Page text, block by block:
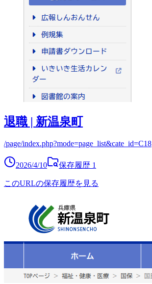
退職 | 新温泉町
/page/index.php?mode=page_list&cate_id=C18
2026/4/10 保存履歴 1
このURLの保存履歴を見る